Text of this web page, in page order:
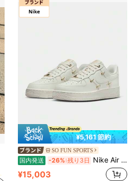
¥5,161 節約
SO FUN SPORTS
国内発送 -26% 残り3日 Nike Air Force 1ナイキ ウィメンズ スニーカー エアフォース1 '07 LX "セイル/メタリックゴールド" FV3654-111
¥15,003